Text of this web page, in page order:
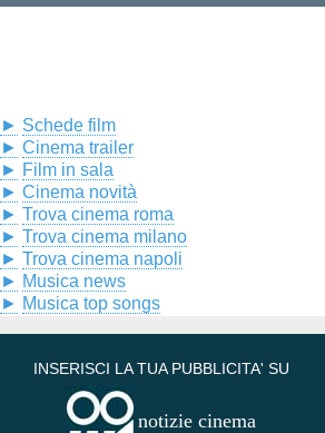
► Schede film
► Cinema trailer
► Film in sala
► Cinema novità
► Trova cinema roma
► Trova cinema milano
► Trova cinema napoli
► Musica news
► Musica top songs
INSERISCI LA TUA PUBBLICITA' SU
notizie cinema